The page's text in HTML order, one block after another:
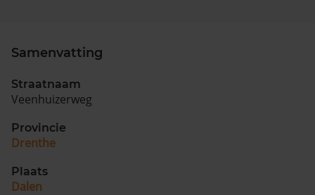
Samenvatting
Straatnaam
Veenhuizerweg
Provincie
Drenthe
Plaats
Dalen